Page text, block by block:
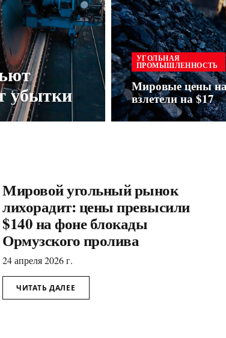
убытки
УГОЛЬНАЯ
ПРОМЫШЛЕННОСТЬ
Мировые цены
взлетели на $17
Мировой угольный рынок
лихорадит: цены превысили
$140 на фоне блокады
Ормузского пролива
24 апреля 2026 г.
ЧИТАТЬ ДАЛЕЕ